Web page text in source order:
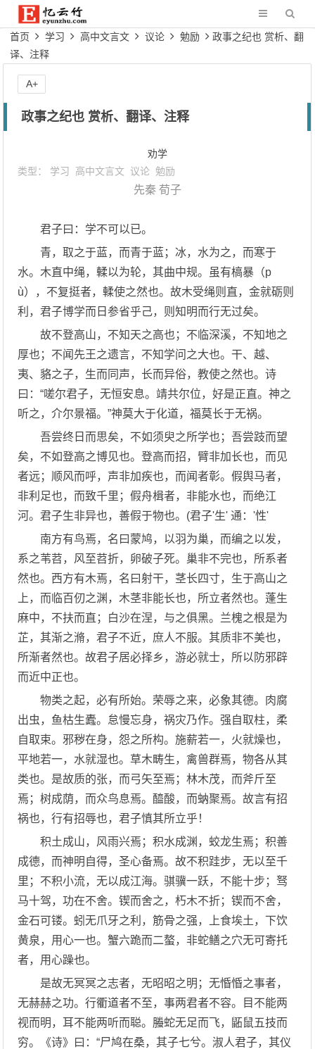
首页 学习 高中文言文 议论 勉励
政事之纪也 赏析、翻
译、注释
政事之纪也 赏析、翻译、注释
劝学
类型： 学习 高中文言文 议论 勉励
先秦 荀子
君子曰：学不可以已。
青，取之于蓝，而青于蓝；冰，水为之，而寒于
水。木直中绳，輮以为轮，其曲中规。虽有槁暴（p
ù），不复挺者，輮使之然也。故木受绳则直，金就砺则
利，君子博学而日参省乎己，则知明而行无过矣。
故不登高山，不知天之高也；不临深溪，不知地之
厚也；不闻先王之遗言，不知学问之大也。干、越、
夷、貉之子，生而同声，长而异俗，教使之然也。诗
曰：“嗟尔君子，无恒安息。靖共尔位，好是正直。神之
听之，介尔景福。”神莫大于化道，福莫长于无祸。
吾尝终日而思矣，不如须臾之所学也；吾尝跂而望
矣，不如登高之博见也。登高而招，臂非加长也，而见
者远；顺风而呼，声非加疾也，而闻者彰。假舆马者，
非利足也，而致千里；假舟楫者，非能水也，而绝江
河。君子生非异也，善假于物也。(君子'生' 通：'性'
南方有鸟焉，名曰蒙鸠，以羽为巢，而编之以发，
系之苇苕，风至苕折，卵破子死。巢非不完也，所系者
然也。西方有木焉，名曰射干，茎长四寸，生于高山之
上，而临百仞之渊，木茎非能长也，所立者然也。蓬生
麻中，不扶而直；白沙在涅，与之俱黑。兰槐之根是为
芷，其渐之滫，君子不近，庶人不服。其质非不美也，
所渐者然也。故君子居必择乡，游必就士，所以防邪辟
而近中正也。
物类之起，必有所始。荣辱之来，必象其德。肉腐
出虫，鱼枯生蠹。怠慢忘身，祸灾乃作。强自取柱，柔
自取束。邪秽在身，怨之所构。施薪若一，火就燥也，
平地若一，水就湿也。草木畴生，禽兽群焉，物各从其
类也。是故质的张，而弓矢至焉；林木茂，而斧斤至
焉；树成荫，而众鸟息焉。醯酸，而蚋聚焉。故言有招
祸也，行有招辱也，君子慎其所立乎！
积土成山，风雨兴焉；积水成渊，蛟龙生焉；积善
成德，而神明自得，圣心备焉。故不积跬步，无以至千
里；不积小流，无以成江海。骐骥一跃，不能十步；驽
马十驾，功在不舍。锲而舍之，朽木不折；锲而不舍，
金石可镂。蚓无爪牙之利，筋骨之强，上食埃土，下饮
黄泉，用心一也。蟹六跪而二螯，非蛇鳝之穴无可寄托
者，用心躁也。
是故无冥冥之志者，无昭昭之明；无惛惛之事者，
无赫赫之功。行衢道者不至，事两君者不容。目不能两
视而明，耳不能两听而聪。螣蛇无足而飞，鼫鼠五技而
穷。《诗》曰：“尸鸠在桑，其子七兮。淑人君子，其仪
A+